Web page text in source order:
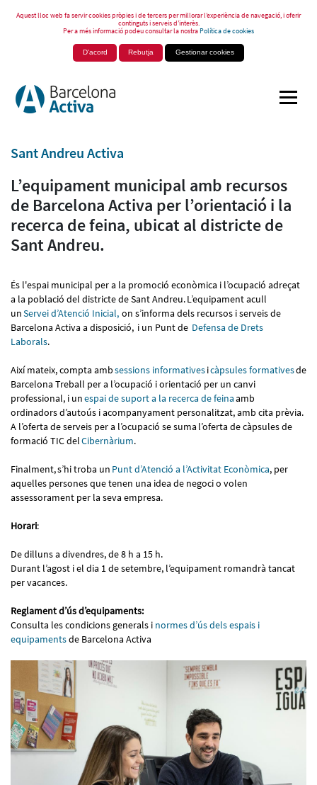
Aquest lloc web fa servir cookies pròpies i de tercers per millorar l’experiència de navegació, i oferir
continguts i serveis d’interès.
Per a més informació podeu consultar la nostraPolítica de cookies
D'acord Rebutja Gestionar cookies
Sant Andreu Activa
L’equipament municipal amb recursos
de Barcelona Activa per l’orientació i la
recerca de feina, ubicat al districte de
Sant Andreu.
És l'espai municipal per a la promoció econòmica i l’ocupació adreçat
a la població del districte de Sant Andreu. L’equipament acull
unServei d’Atenció Inicial, on s’informa dels recursos i serveis de
Barcelona Activa a disposició, i un Punt de Defensa de Drets
Laborals.
Així mateix, compta ambsessions informativesicàpsules formativesde
Barcelona Treball per a l’ocupació i orientació per un canvi
professional, i unespai de suport a la recerca de feinaamb
ordinadors d’autoús i acompanyament personalitzat, amb cita prèvia.
A l’oferta de serveis per a l’ocupació se suma l’oferta de càpsules de
formació TIC delCibernàrium.
Finalment, s’hi troba un Punt d’Atenció a l’Activitat Econòmica, per
aquelles persones que tenen una idea de negoci o volen
assessorament per la seva empresa.
Horari:
De dilluns a divendres, de 8 h a 15 h.
Durant l’agost i el dia 1 de setembre, l’equipament romandrà tancat
per vacances.
Reglament d’ús d’equipaments:
Consulta les condicions generals i normes d’ús dels espais i
equipamentsde Barcelona Activa